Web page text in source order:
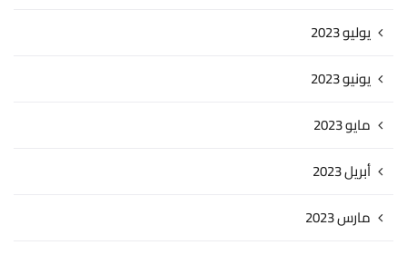
يوليو 2023
يونيو 2023
مايو 2023
أبريل 2023
مارس 2023